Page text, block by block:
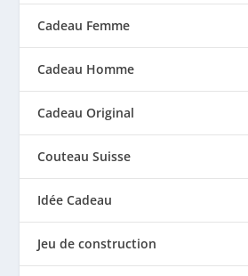
Cadeau Femme
Cadeau Homme
Cadeau Original
Couteau Suisse
Idée Cadeau
Jeu de construction